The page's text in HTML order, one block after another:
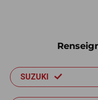
Revendeurs
SUZUKI